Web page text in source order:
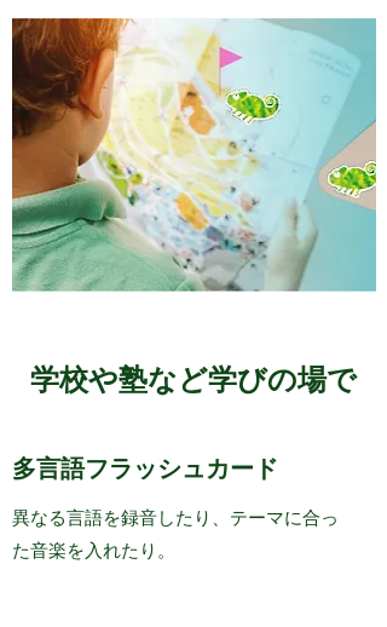
学校や塾など学びの場で
多言語フラッシュカード
異なる言語を録音したり、テーマに合っ
た音楽を入れたり。